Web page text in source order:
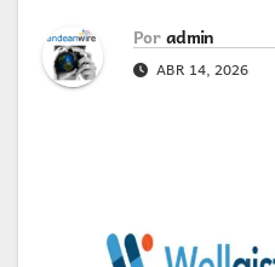
Por admin
ABR 14, 2026